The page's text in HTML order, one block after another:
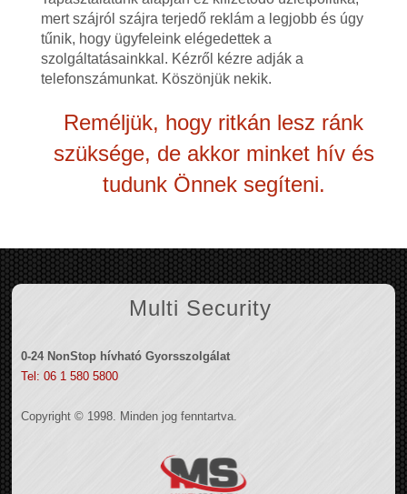
mert szájról szájra terjedő reklám a legjobb és úgy
tűnik, hogy ügyfeleink elégedettek a
szolgáltatásainkkal. Kézről kézre adják a
telefonszámunkat. Köszönjük nekik.
Reméljük, hogy ritkán lesz ránk
szüksége, de akkor minket hív és
tudunk Önnek segíteni.
Multi Security
0-24 NonStop hívható Gyorsszolgálat
Tel: 06 1 580 5800
Copyright © 1998. Minden jog fenntartva.